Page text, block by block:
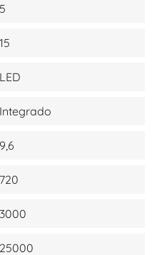
5
15
LED
Integrado
9,6
720
3000
25000